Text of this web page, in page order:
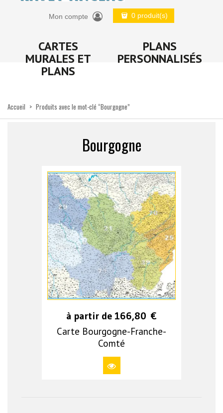
Mon compte 0 produit(s)
CARTES
MURALES ET
PLANS
PLANS
PERSONNALISÉS
Accueil > Produits avec le mot-clé “Bourgogne”
Bourgogne
à partir de 166,80 €
Carte Bourgogne-Franche-
Comté